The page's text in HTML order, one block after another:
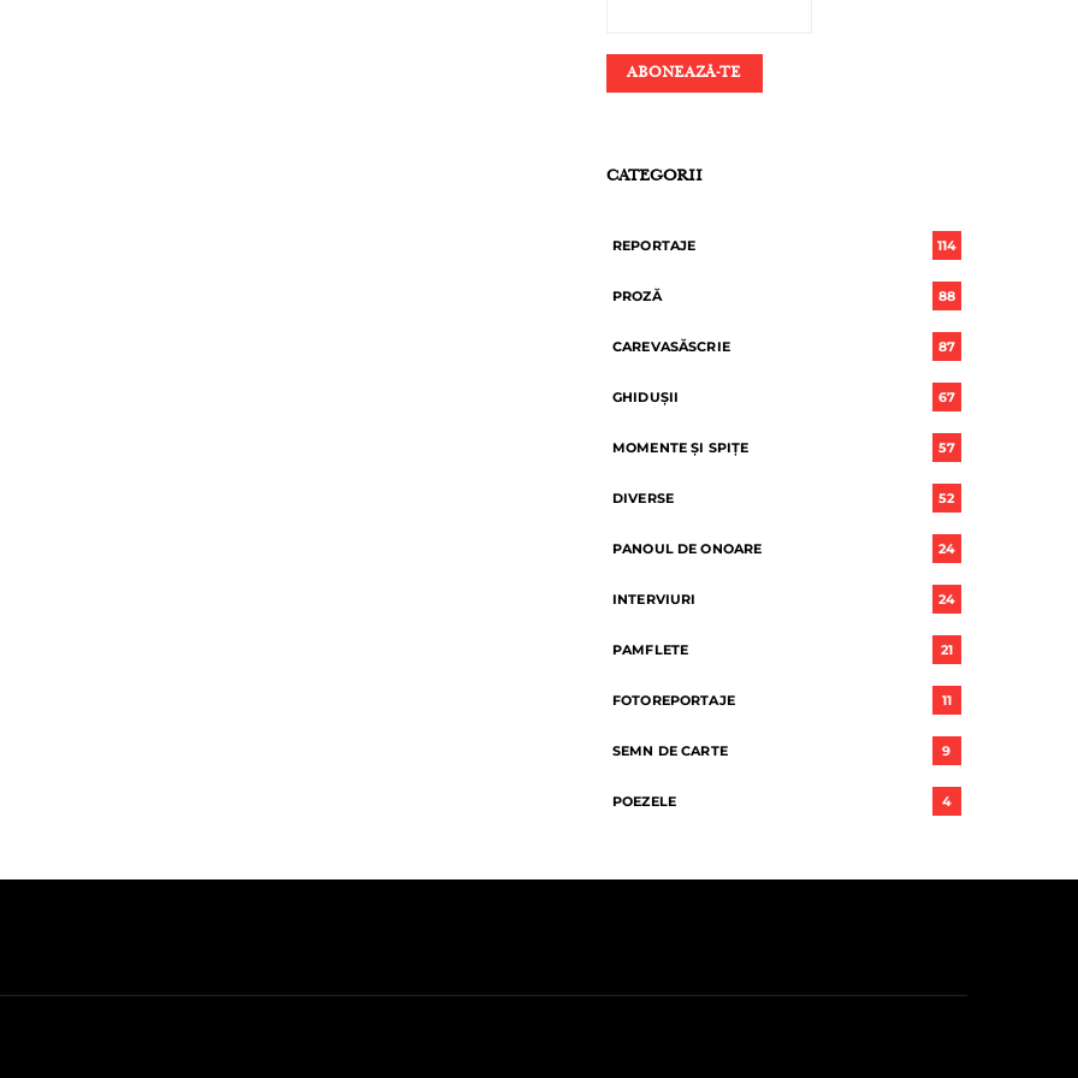
CATEGORII
REPORTAJE 114
PROZĂ 88
CAREVASĂSCRIE 87
GHIDUȘII 67
MOMENTE ȘI SPIȚE 57
DIVERSE 52
PANOUL DE ONOARE 24
INTERVIURI 24
PAMFLETE 21
FOTOREPORTAJE 11
SEMN DE CARTE 9
POEZELE 4